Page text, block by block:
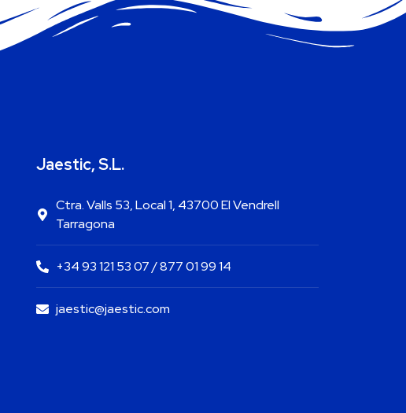
Jaestic, S.L.
Ctra. Valls 53, Local 1, 43700 El Vendrell
Tarragona
+34 93 121 53 07 / 877 01 99 14
jaestic@jaestic.com